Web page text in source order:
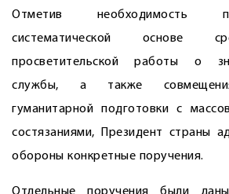
Отметив необходимость
систематической основе
просветительской работы о
службы, а также
гуманитарной подготовки с
состязаниями, Президент страны
обороны конкретные поручения.